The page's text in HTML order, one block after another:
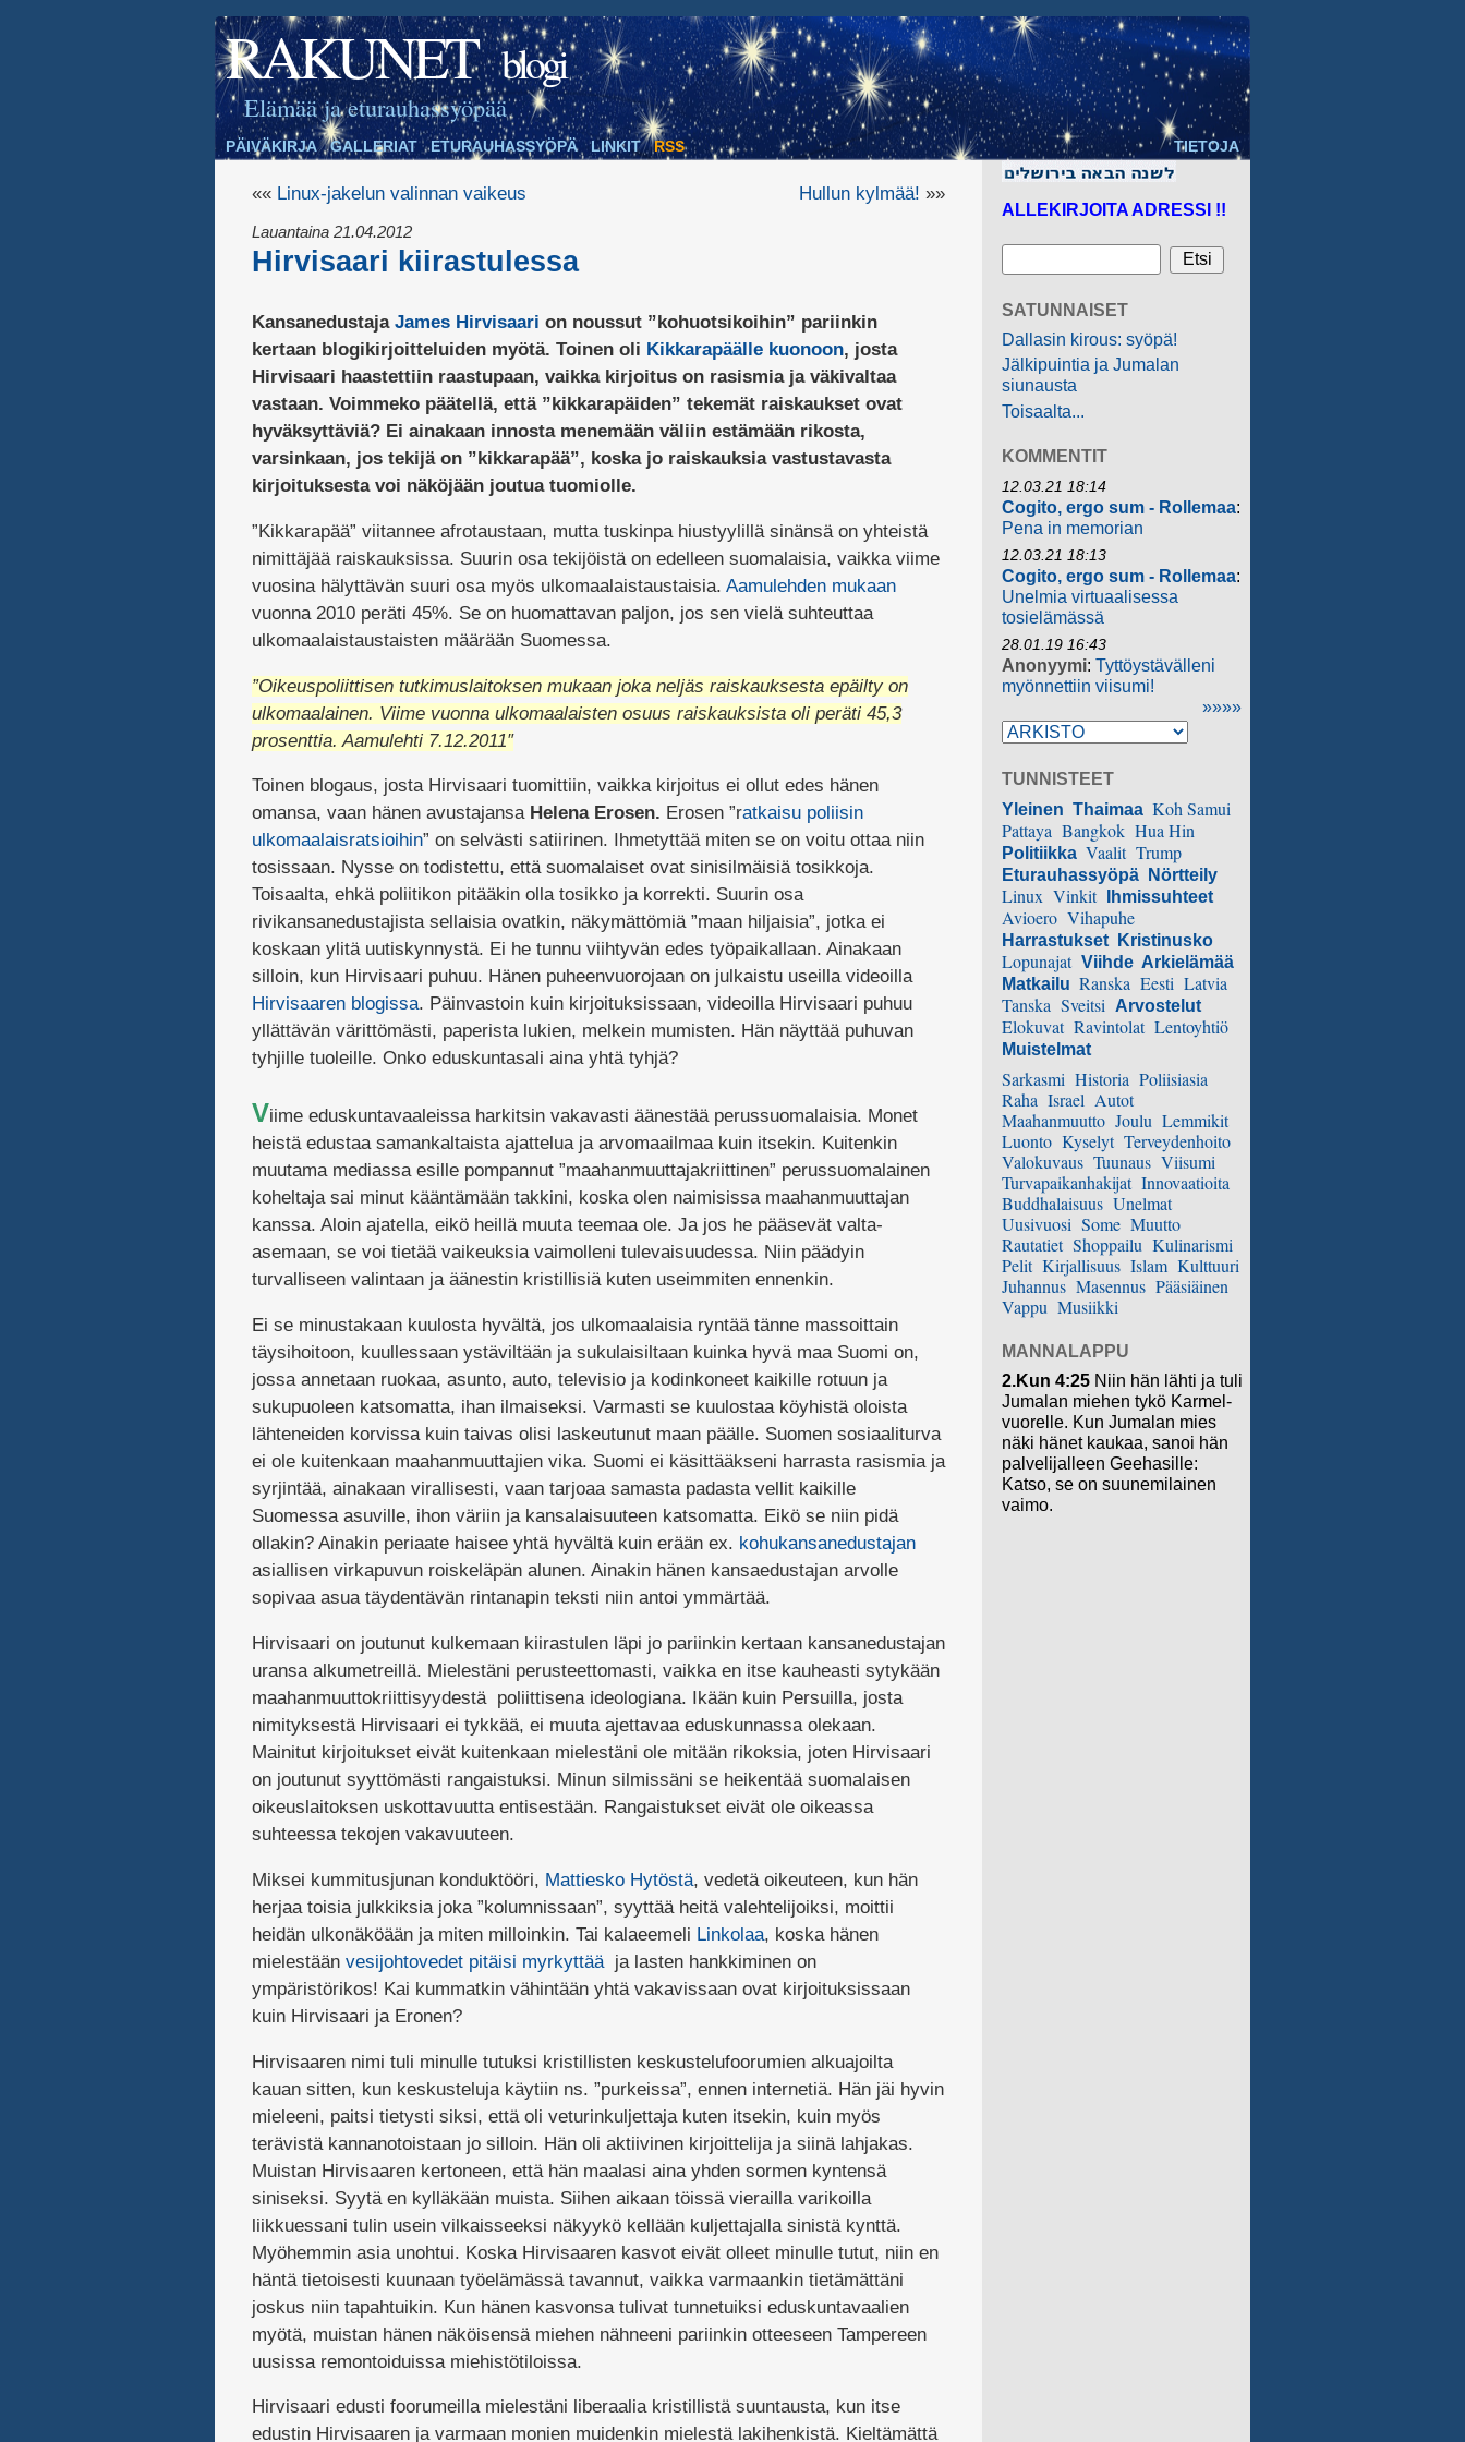
RAKUNET blogi
Elämää ja eturauhassyöpää
PÄIVÄKIRJA GALLERIAT ETURAUHASSYÖPÄ LINKIT RSS TIETOJA
«« Linux-jakelun valinnan vaikeus Hullun kylmää! »»
Lauantaina 21.04.2012
Hirvisaari kiirastulessa
Kansanedustaja James Hirvisaari on noussut ”kohuotsikoihin” pariinkin
kertaan blogikirjoitteluiden myötä. Toinen oli Kikkarapäälle kuonoon, josta
Hirvisaari haastettiin raastupaan, vaikka kirjoitus on rasismia ja väkivaltaa
vastaan. Voimmeko päätellä, että ”kikkarapäiden” tekemät raiskaukset ovat
hyväksyttäviä? Ei ainakaan innosta menemään väliin estämään rikosta,
varsinkaan, jos tekijä on ”kikkarapää”, koska jo raiskauksia vastustavasta
kirjoituksesta voi näköjään joutua tuomiolle.
”Kikkarapää” viitannee afrotaustaan, mutta tuskinpa hiustyylillä sinänsä on yhteistä
nimittäjää raiskauksissa. Suurin osa tekijöistä on edelleen suomalaisia, vaikka viime
vuosina hälyttävän suuri osa myös ulkomaalaistaustaisia. Aamulehden mukaan
vuonna 2010 peräti 45%. Se on huomattavan paljon, jos sen vielä suhteuttaa
ulkomaalaistaustaisten määrään Suomessa.
”Oikeuspoliittisen tutkimuslaitoksen mukaan joka neljäs raiskauksesta epäilty on
ulkomaalainen. Viime vuonna ulkomaalaisten osuus raiskauksista oli peräti 45,3
prosenttia. Aamulehti 7.12.2011″
Toinen blogaus, josta Hirvisaari tuomittiin, vaikka kirjoitus ei ollut edes hänen
omansa, vaan hänen avustajansa Helena Erosen. Erosen ”ratkaisu poliisin
ulkomaalaisratsioihin” on selvästi satiirinen. Ihmetyttää miten se on voitu ottaa niin
tosissaan. Nysse on todistettu, että suomalaiset ovat sinisilmäisiä tosikkoja.
Toisaalta, ehkä poliitikon pitääkin olla tosikko ja korrekti. Suurin osa
rivikansanedustajista sellaisia ovatkin, näkymättömiä ”maan hiljaisia”, jotka ei
koskaan ylitä uutiskynnystä. Ei he tunnu viihtyvän edes työpaikallaan. Ainakaan
silloin, kun Hirvisaari puhuu. Hänen puheenvuorojaan on julkaistu useilla videoilla
Hirvisaaren blogissa. Päinvastoin kuin kirjoituksissaan, videoilla Hirvisaari puhuu
yllättävän värittömästi, paperista lukien, melkein mumisten. Hän näyttää puhuvan
tyhjille tuoleille. Onko eduskuntasali aina yhtä tyhjä?
Viime eduskuntavaaleissa harkitsin vakavasti äänestää perussuomalaisia. Monet
heistä edustaa samankaltaista ajattelua ja arvomaailmaa kuin itsekin. Kuitenkin
muutama mediassa esille pompannut ”maahanmuuttajakriittinen” perussuomalainen
koheltaja sai minut kääntämään takkini, koska olen naimisissa maahanmuuttajan
kanssa. Aloin ajatella, eikö heillä muuta teemaa ole. Ja jos he pääsevät valta-
asemaan, se voi tietää vaikeuksia vaimolleni tulevaisuudessa. Niin päädyin
turvalliseen valintaan ja äänestin kristillisiä kuten useimmiten ennenkin.
Ei se minustakaan kuulosta hyvältä, jos ulkomaalaisia ryntää tänne massoittain
täysihoitoon, kuullessaan ystäviltään ja sukulaisiltaan kuinka hyvä maa Suomi on,
jossa annetaan ruokaa, asunto, auto, televisio ja kodinkoneet kaikille rotuun ja
sukupuoleen katsomatta, ihan ilmaiseksi. Varmasti se kuulostaa köyhistä oloista
lähteneiden korvissa kuin taivas olisi laskeutunut maan päälle. Suomen sosiaaliturva
ei ole kuitenkaan maahanmuuttajien vika. Suomi ei käsittääkseni harrasta rasismia ja
syrjintää, ainakaan virallisesti, vaan tarjoaa samasta padasta vellit kaikille
Suomessa asuville, ihon väriin ja kansalaisuuteen katsomatta. Eikö se niin pidä
ollakin? Ainakin periaate haisee yhtä hyvältä kuin erään ex. kohukansanedustajan
asiallisen virkapuvun roiskeläpän alunen. Ainakin hänen kansaedustajan arvolle
sopivaa asua täydentävän rintanapin teksti niin antoi ymmärtää.
Hirvisaari on joutunut kulkemaan kiirastulen läpi jo pariinkin kertaan kansanedustajan
uransa alkumetreillä. Mielestäni perusteettomasti, vaikka en itse kauheasti sytykään
maahanmuuttokriittisyydestä poliittisena ideologiana. Ikään kuin Persuilla, josta
nimityksestä Hirvisaari ei tykkää, ei muuta ajettavaa eduskunnassa olekaan.
Mainitut kirjoitukset eivät kuitenkaan mielestäni ole mitään rikoksia, joten Hirvisaari
on joutunut syyttömästi rangaistuksi. Minun silmissäni se heikentää suomalaisen
oikeuslaitoksen uskottavuutta entisestään. Rangaistukset eivät ole oikeassa
suhteessa tekojen vakavuuteen.
Miksei kummitusjunan konduktööri, Mattiesko Hytöstä, vedetä oikeuteen, kun hän
herjaa toisia julkkiksia joka ”kolumnissaan”, syyttää heitä valehtelijoiksi, moittii
heidän ulkonäköään ja miten milloinkin. Tai kalaeemeli Linkolaa, koska hänen
mielestään vesijohtovedet pitäisi myrkyttääja lasten hankkiminen on
ympäristörikos! Kai kummatkin vähintään yhtä vakavissaan ovat kirjoituksissaan
kuin Hirvisaari ja Eronen?
Hirvisaaren nimi tuli minulle tutuksi kristillisten keskustelufoorumien alkuajoilta
kauan sitten, kun keskusteluja käytiin ns. ”purkeissa”, ennen internetiä. Hän jäi hyvin
mieleeni, paitsi tietysti siksi, että oli veturinkuljettaja kuten itsekin, kuin myös
terävistä kannanotoistaan jo silloin. Hän oli aktiivinen kirjoittelija ja siinä lahjakas.
Muistan Hirvisaaren kertoneen, että hän maalasi aina yhden sormen kyntensä
siniseksi. Syytä en kylläkään muista. Siihen aikaan töissä vierailla varikoilla
liikkuessani tulin usein vilkaisseeksi näkyykö kellään kuljettajalla sinistä kynttä.
Myöhemmin asia unohtui. Koska Hirvisaaren kasvot eivät olleet minulle tutut, niin en
häntä tietoisesti kuunaan työelämässä tavannut, vaikka varmaankin tietämättäni
joskus niin tapahtuikin. Kun hänen kasvonsa tulivat tunnetuiksi eduskuntavaalien
myötä, muistan hänen näköisensä miehen nähneeni pariinkin otteeseen Tampereen
uusissa remontoiduissa miehistötiloissa.
Hirvisaari edusti foorumeilla mielestäni liberaalia kristillistä suuntausta, kun itse
edustin Hirvisaaren ja varmaan monien muidenkin mielestä lakihenkistä. Kieltämättä
ALLEKIRJOITA ADRESSI !!
SATUNNAISET
Dallasin kirous: syöpä!
Jälkipuintia ja Jumalan
siunausta
Toisaalta...
KOMMENTIT
12.03.21 18:14
Cogito, ergo sum - Rollemaa:
Pena in memorian
12.03.21 18:13
Cogito, ergo sum - Rollemaa:
Unelmia virtuaalisessa
tosielämässä
28.01.19 16:43
Anonyymi: Tyttöystävälleni
myönnettiin viisumi!
»»»»
TUNNISTEET
Yleinen Thaimaa Koh Samui
Pattaya Bangkok Hua Hin
Politiikka Vaalit Trump
Eturauhassyöpä Nörtteily
Linux Vinkit Ihmissuhteet
Avioero Vihapuhe
Harrastukset Kristinusko
Lopunajat Viihde Arkielämää
Matkailu Ranska Eesti Latvia
Tanska Sveitsi Arvostelut
Elokuvat Ravintolat Lentoyhtiö
Muistelmat
Sarkasmi Historia Poliisiasia
Raha Israel Autot
Maahanmuutto Joulu Lemmikit
Luonto Kyselyt Terveydenhoito
Valokuvaus Tuunaus Viisumi
Turvapaikanhakijat Innovaatioita
Buddhalaisuus Unelmat
Uusivuosi Some Muutto
Rautatiet Shoppailu Kulinarismi
Pelit Kirjallisuus Islam Kulttuuri
Juhannus Masennus Pääsiäinen
Vappu Musiikki
MANNALAPPU
2.Kun 4:25 Niin hän lähti ja tuli
Jumalan miehen tykö Karmel-
vuorelle. Kun Jumalan mies
näki hänet kaukaa, sanoi hän
palvelijalleen Geehasille:
Katso, se on suunemilainen
vaimo.